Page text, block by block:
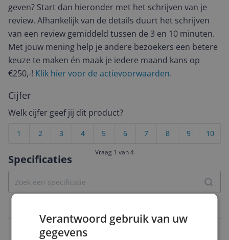
Specificaties
Product gewicht
geven? Start dan hieronder met het schrijven van je
review. Afhankelijk van de details duurt het schrijven
van een review gemiddeld tussen de 3 en 10 minuten.
Met jouw mening help je andere bezoekers een betere
keuze te maken én maak je iedere maand kans op
€250,-! Klik hier voor de actievoorwaarden.
Cijfer
Welk cijfer geef jij dit product?
10
9
8
7
6
5
4
3
2
1
Vraag 1 van 4
Verantwoord gebruik van uw
gegevens